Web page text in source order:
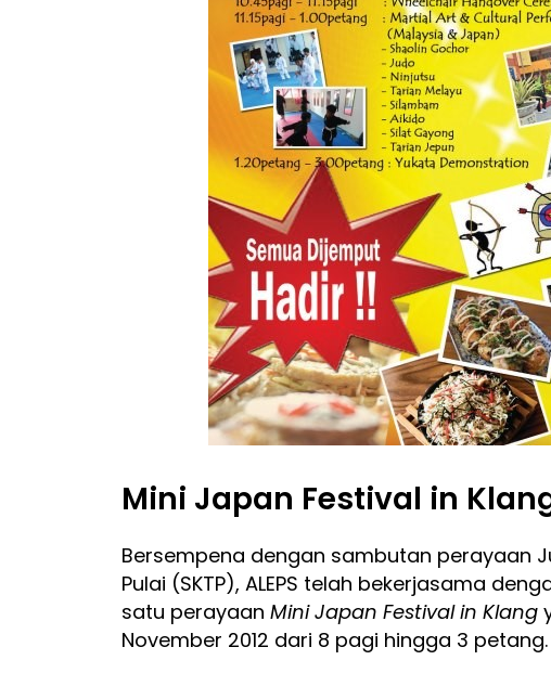
Mini Japan Festival in
Bersempena dengan sambutan perayaan
Pulai (SKTP), ALEPS telah bekerjasama
satu perayaan Mini Japan Festival in Klang
November 2012 dari 8 pagi hingga 3 petang.